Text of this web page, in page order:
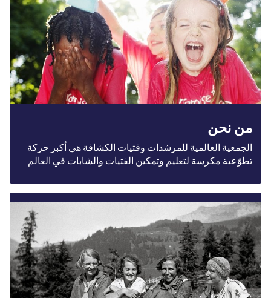
من نحن
الجمعية العالمية للمرشدات وفتيات الكشافة هي أكبر حركة
تطوّعية مكرسة لتعليم وتمكين الفتيات والشابات في العالم.